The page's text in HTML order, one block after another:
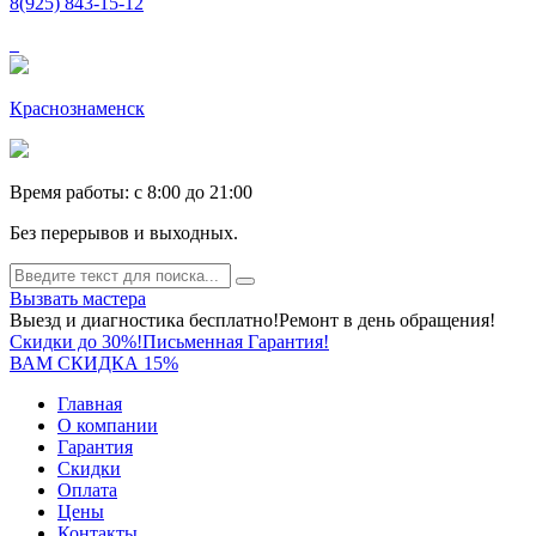
Краснознаменск
Время работы: c 8:00 до 21:00
Без перерывов и выходных.
Вызвать мастера
Выезд и диагностика бесплатно!Ремонт в день обращения!
Скидки до 30%!Письменная Гарантия!
ВАМ СКИДКА 15%
Главная
О компании
Гарантия
Скидки
Оплата
Цены